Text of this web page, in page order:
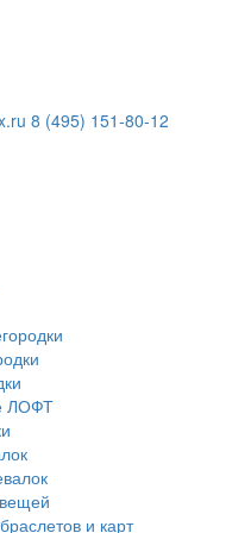
8 (495) 151-80-12
ЛОФТ
и карт